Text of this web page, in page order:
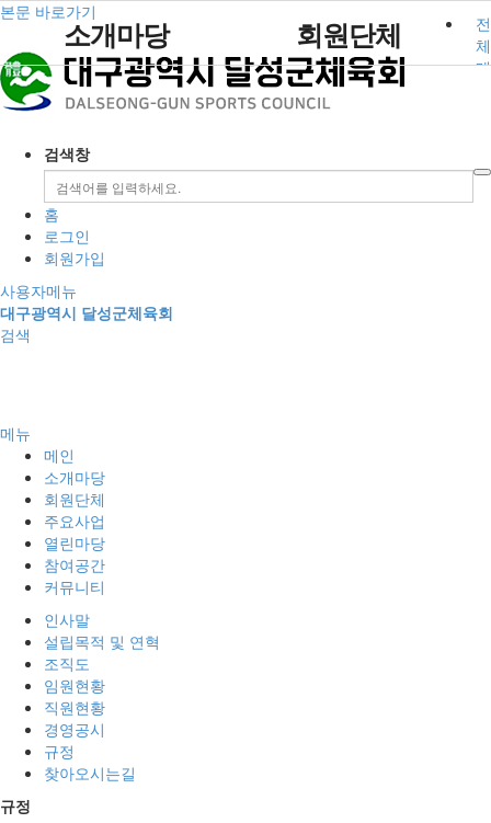
본문 바로가기
검색창
홈
로그인
회원가입
사용자메뉴
대구광역시 달성군체육회
검색
소개마당
인사말
조직도
임원현황
직원현황
경영공시
규정
회원단체
정회원
주요사업
사업안내
참가신청
열린마당
공지사항
참여공간
묻고답하기
커뮤니티
포토갤러리
전
체
메
메뉴
메인
소개마당
회원단체
주요사업
열린마당
참여공간
커뮤니티
인사말
설립목적 및 연혁
조직도
임원현황
직원현황
경영공시
규정
찾아오시는길
규정